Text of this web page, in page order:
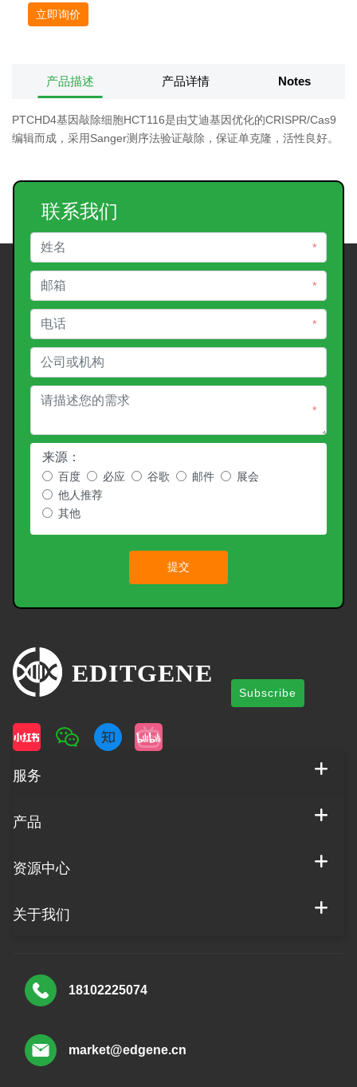
立即询价
产品描述 产品详情 Notes
PTCHD4基因敲除细胞HCT116是由艾迪基因优化的CRISPR/Cas9
编辑而成，采用Sanger测序法验证敲除，保证单克隆，活性良好。
联系我们
*
*
*
*
来源：
百度 必应 谷歌 邮件
展会
他人推荐
其他
提交
Subscribe
服务
产品
资源中心
关于我们
18102225074
market@edgene.cn